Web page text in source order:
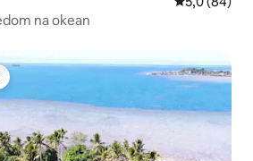
na okean
omiljenim